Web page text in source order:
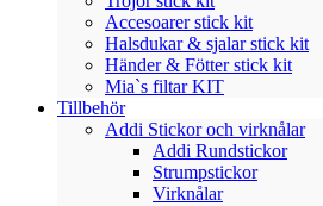
Accesoarer stick kit
Halsdukar & sjalar stick kit
Händer & Fötter stick kit
Mia`s filtar KIT
Tillbehör
Addi Stickor och virknålar
Addi Rundstickor
Strumpstickor
Virknålar